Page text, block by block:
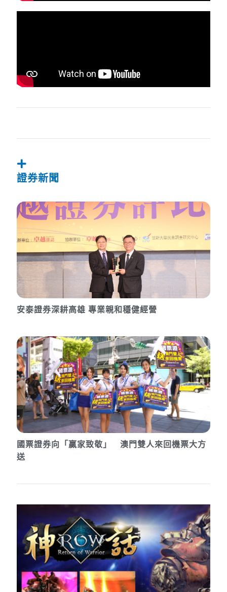
證券新聞
安泰證券深耕高雄 專業親和穩健經營
國票證券向「贏家致敬」 澳門雙人來回機票大方
送